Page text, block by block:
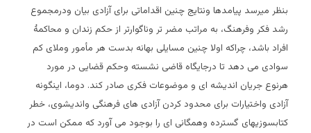
بنظر میرسد پیامدها ونتایج چنین اقداماتی برای آزادی بیان ودرمجموع
رشد فکر وفرهنگ، به مراتب مضر تر وناگوارتر از حکم زندان و محاکمۀ
افراد باشد، چراکه اولا چنین مسایلی بهانه بدست هر مأمور وملای کم
سوادی می دهد تا درجایگاه قاضی نشسته وحکم قضایی در مورد
هرنوع جریان اندیشه ای و موضوعات فکری صادر کند. دوما، اینگونه
آزادی واختیارات برای محدود کردن آزادی های فرهنگی واندیشوی، خطر
کتابسوزیهای گسترده وهمگانی ای را بوجود می آورد که ممکن است در